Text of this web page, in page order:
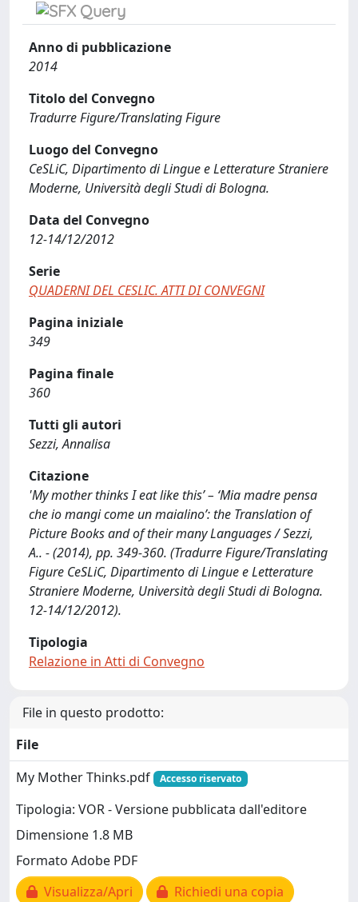
Anno di pubblicazione
2014
Titolo del Convegno
Tradurre Figure/Translating Figure
Luogo del Convegno
CeSLiC, Dipartimento di Lingue e Letterature Straniere
Moderne, Università degli Studi di Bologna.
Data del Convegno
12-14/12/2012
Serie
QUADERNI DEL CESLIC. ATTI DI CONVEGNI
Pagina iniziale
349
Pagina finale
360
Tutti gli autori
Sezzi, Annalisa
Citazione
'My mother thinks I eat like this’ – ‘Mia madre pensa
che io mangi come un maialino’: the Translation of
Picture Books and of their many Languages / Sezzi,
A.. - (2014), pp. 349-360. (Tradurre Figure/Translating
Figure CeSLiC, Dipartimento di Lingue e Letterature
Straniere Moderne, Università degli Studi di Bologna.
12-14/12/2012).
Tipologia
Relazione in Atti di Convegno
File in questo prodotto:
File
My Mother Thinks.pdf
Accesso riservato
Tipologia: VOR - Versione pubblicata dall'editore
Dimensione 1.8 MB
Formato Adobe PDF
Visualizza/Apri
Richiedi una copia